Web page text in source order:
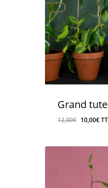
Grand
12,00€ Le
était :
12,00€.
10,00€Le